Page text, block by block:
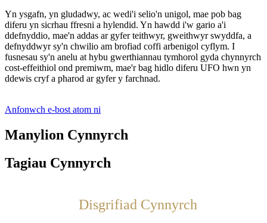
Yn ysgafn, yn gludadwy, ac wedi'i selio'n unigol, mae pob bag
diferu yn sicrhau ffresni a hylendid. Yn hawdd i'w gario a'i
ddefnyddio, mae'n addas ar gyfer teithwyr, gweithwyr swyddfa, a
defnyddwyr sy'n chwilio am brofiad coffi arbenigol cyflym. I
fusnesau sy'n anelu at hybu gwerthiannau tymhorol gyda chynnyrch
cost-effeithiol ond premiwm, mae'r bag hidlo diferu UFO hwn yn
ddewis cryf a pharod ar gyfer y farchnad.
Anfonwch e-bost atom ni
Manylion Cynnyrch
Tagiau Cynnyrch
Disgrifiad Cynnyrch